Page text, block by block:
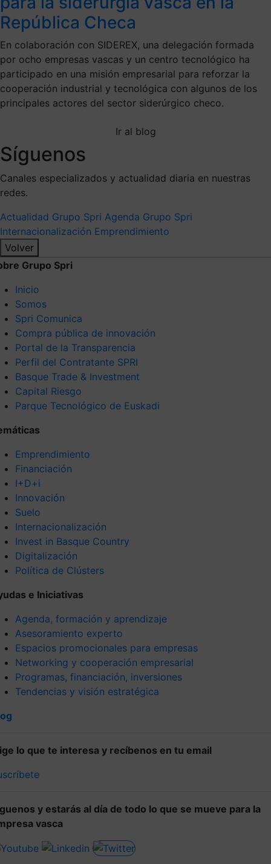
República Checa
En colaboración con SIDEREX, una delegación formada
por ocho empresas vascas y un centro tecnológico ha
participado en una misión empresarial para reforzar la
cooperación industrial y tecnológica con algunos de los
principales actores del sector siderúrgico checo.
Ir al blog
Síguenos
Canales especializados y actualidad diaria en nuestras
redes.
Actualidad Grupo Spri Agenda Grupo Spri
Internacionalización Emprendimiento
Volver
Grupo Spri
Inicio
Somos
Spri Comunica
Compra pública de innovación
Portal de la Transparencia
Perfil del Contratante SPRI
Basque Trade & Investment
Capital Riesgo
Parque Tecnológico de Euskadi
Emprendimiento
Financiación
I+D+i
Innovación
Suelo
Internacionalización
Invest in Basque Country
Digitalización
Política de Clústers
e Iniciativas
Agenda, formación y aprendizaje
Asesoramiento experto
Espacios promocionales para empresas
Networking y cooperación empresarial
Programas, financiación, inversiones
Tendencias y visión estratégica
lo que te interesa y recíbenos en tu email
y estarás al día de todo lo que se mueve para la
vasca